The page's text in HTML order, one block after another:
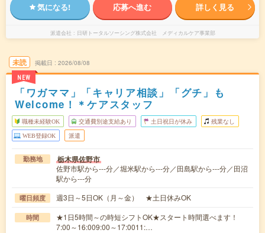
気になる! 応募へ進む 詳しく見る
派遣会社 日研トータルソーシング株式会社 メディカルケア事業部
未読
NEW
掲載日 2026/08/08
「ワガママ」「キャリア相談」「グチ」も
Welcome！＊ケアスタッフ
職種未経験OK 交通費別途支給あり 土日祝日が休み 残業なし
WEB登録OK 派遣
勤務地 栃木県佐野市
佐野市駅から---分／堀米駅から---分／田島駅から---分／田沼
駅から---分
曜日頻度 週3日～5日OK（月～金） ★土日休みOK
時間
★1日5時間～の時短シフトOK★スタート時間選べます！
7:00～16:009:00～17:0011:…